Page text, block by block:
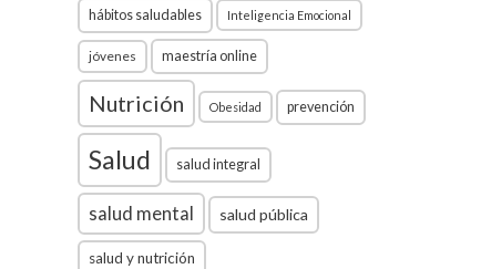
hábitos saludables Inteligencia Emocional
jóvenes maestría online
Nutrición Obesidad prevención
Salud salud integral
salud mental salud pública
salud y nutrición